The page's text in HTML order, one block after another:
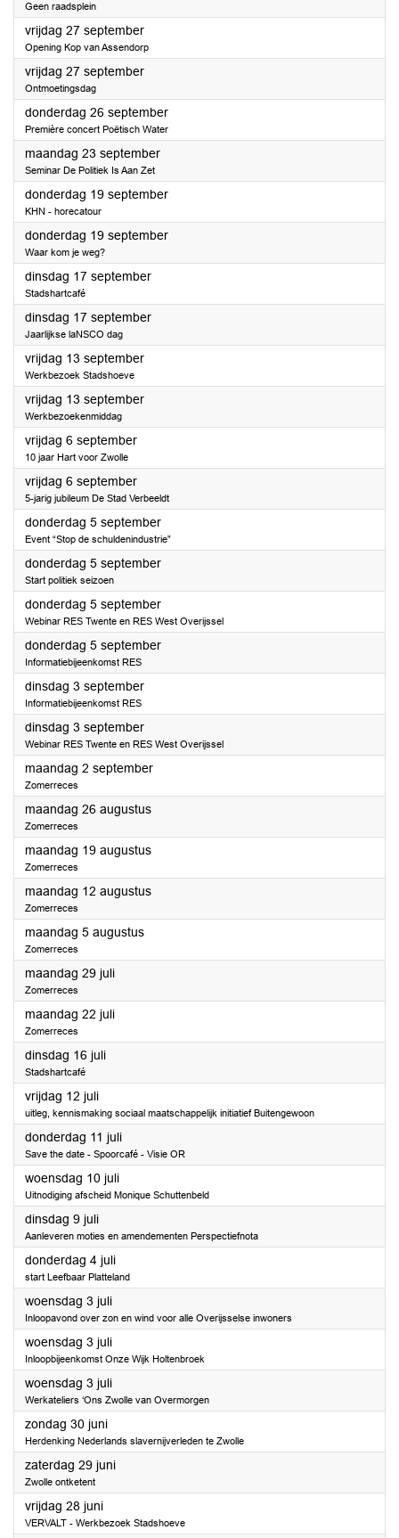
Geen raadsplein
vrijdag 27 september2024
Opening Kop van Assendorp
vrijdag 27 september2024
Ontmoetingsdag
donderdag 26 september2024
Première concert Poëtisch Water
maandag 23 september2024
Seminar De Politiek Is Aan Zet
donderdag 19 september2024
KHN - horecatour
donderdag 19 september2024
Waar kom je weg?
dinsdag 17 september2024
Stadshartcafé
dinsdag 17 september2024
Jaarlijkse laNSCO dag
vrijdag 13 september2024
Werkbezoek Stadshoeve
vrijdag 13 september2024
Werkbezoekenmiddag
vrijdag 6 september2024
10 jaar Hart voor Zwolle
vrijdag 6 september2024
5-jarig jubileum De Stad Verbeeldt
donderdag 5 september2024
Event “Stop de schuldenindustrie”
donderdag 5 september2024
Start politiek seizoen
donderdag 5 september2024
Webinar RES Twente en RES West Overijssel
donderdag 5 september2024
Informatiebijeenkomst RES
dinsdag 3 september2024
Informatiebijeenkomst RES
dinsdag 3 september2024
Webinar RES Twente en RES West Overijssel
maandag 2 september2024
Zomerreces
maandag 26 augustus2024
Zomerreces
maandag 19 augustus2024
Zomerreces
maandag 12 augustus2024
Zomerreces
maandag 5 augustus2024
Zomerreces
maandag 29 juli2024
Zomerreces
maandag 22 juli2024
Zomerreces
dinsdag 16 juli2024
Stadshartcafé
vrijdag 12 juli2024
uitleg, kennismaking sociaal maatschappelijk initiatief Buitengewoon
donderdag 11 juli2024
Save the date - Spoorcafé - Visie OR
woensdag 10 juli2024
Uitnodiging afscheid Monique Schuttenbeld
dinsdag 9 juli2024
Aanleveren moties en amendementen Perspectiefnota
donderdag 4 juli2024
start Leefbaar Platteland
woensdag 3 juli2024
Inloopavond over zon en wind voor alle Overijsselse inwoners
woensdag 3 juli2024
Inloopbijeenkomst Onze Wijk Holtenbroek
woensdag 3 juli2024
Werkateliers ‘Ons Zwolle van Overmorgen
zondag 30 juni2024
Herdenking Nederlands slavernijverleden te Zwolle
zaterdag 29 juni2024
Zwolle ontketent
vrijdag 28 juni2024
VERVALT - Werkbezoek Stadshoeve